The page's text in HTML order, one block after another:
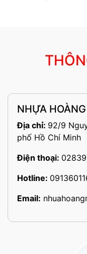
NHỰA
Địa chỉ: 92/9
phố Hồ Chí Minh
Điện thoại:
Hotline:
Email: